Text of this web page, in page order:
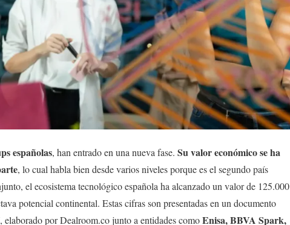
españolas, han entrado en una nueva fase. Su valor económico se ha
, lo cual habla bien desde varios niveles porque es el segundo país
el ecosistema tecnológico española ha alcanzado un valor de 125.000
potencial continental. Estas cifras son presentadas en un documento
, elaborado por Dealroom.co junto a entidades comoEnisa, BBVA Spark,